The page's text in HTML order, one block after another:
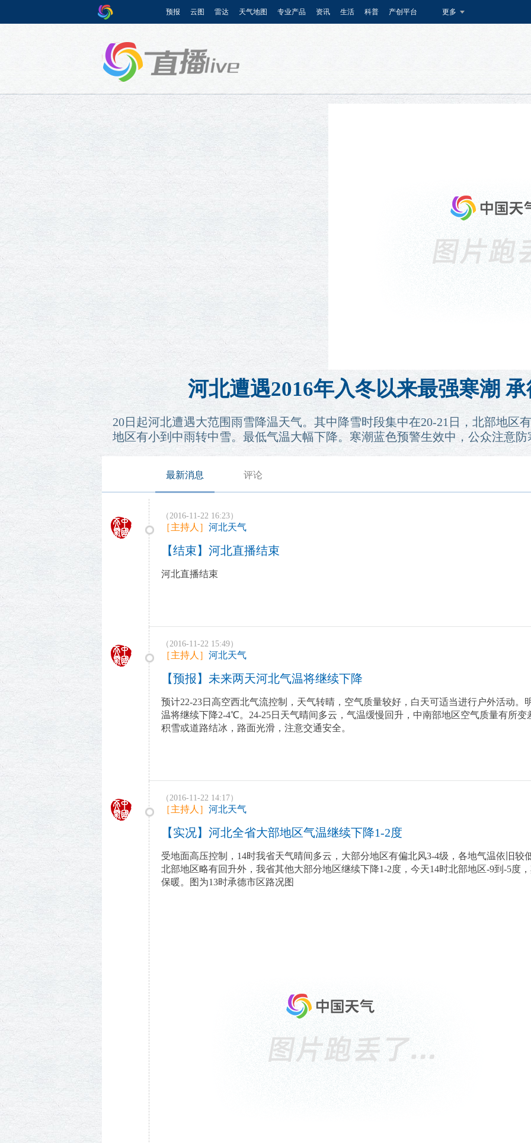
预报 云图 雷达 天气地图 专业产品 资讯 生活 科普 产创平台 更多
河北遭遇2016年入冬以来最强寒潮
20日起河北遭遇大范围雨雪降温天气。其中降雪时段集中在20-21日，北部地区
地区有小到中雨转中雪。最低气温大幅下降。寒潮蓝色预警生效中，公众注意防
最新消息 评论
（2016-11-22 16:23）
［主持人］ 河北天气
【结束】河北直播结束
河北直播结束
（2016-11-22 15:49）
［主持人］ 河北天气
【预报】未来两天河北气温将继续下降
预计22-23日高空西北气流控制，天气转晴，空气质量较好，白天可适当进行户外活动。
温将继续下降2-4℃。24-25日天气晴间多云，气温缓慢回升，中南部地区空气质量有所
积雪或道路结冰，路面光滑，注意交通安全。
（2016-11-22 14:17）
［主持人］ 河北天气
【实况】河北全省大部地区气温继续下降1-2度
受地面高压控制，14时我省天气晴间多云，大部分地区有偏北风3-4级，各地气温依旧较
北部地区略有回升外，我省其他大部分地区继续下降1-2度，今天14时北部地区-9到-5度
保暖。图为13时承德市区路况图